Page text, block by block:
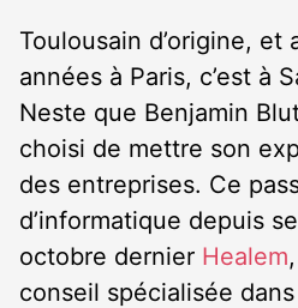
Toulousain d’origine, et
années à Paris, c’est à
Neste que Benjamin
choisi de mettre son
des entreprises. Ce
d’informatique depuis
octobre dernier Healem
conseil spécialisée